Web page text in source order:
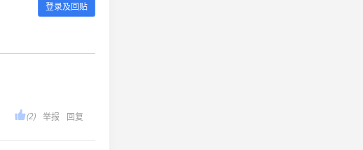
登录及回贴
回复
举报
(2)